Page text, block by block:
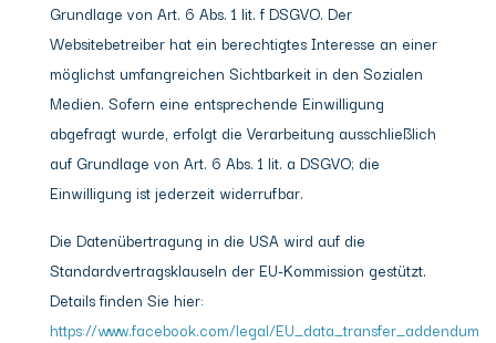
Grundlage von Art. 6 Abs. 1 lit. f DSGVO. Der
Websitebetreiber hat ein berechtigtes Interesse an einer
möglichst umfangreichen Sichtbarkeit in den Sozialen
Medien. Sofern eine entsprechende Einwilligung
abgefragt wurde, erfolgt die Verarbeitung ausschließlich
auf Grundlage von Art. 6 Abs. 1 lit. a DSGVO; die
Einwilligung ist jederzeit widerrufbar.
Die Datenübertragung in die USA wird auf die
Standardvertragsklauseln der EU-Kommission gestützt.
Details finden Sie hier:
https://www.facebook.com/legal/EU_data_transfer_addendum